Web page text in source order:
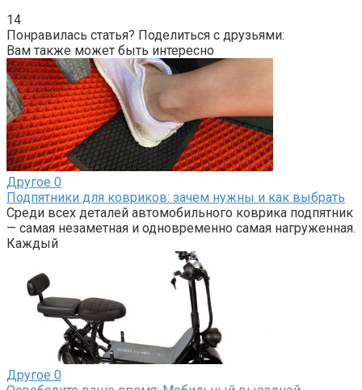
14
Понравилась статья? Поделиться с друзьями:
Вам также может быть интересно
Другое 0
Подпятники для ковриков: зачем нужны и как выбрать
Среди всех деталей автомобильного коврика подпятник
— самая незаметная и одновременно самая нагруженная.
Каждый
Другое 0